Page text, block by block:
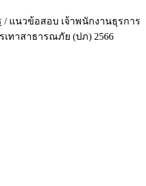
/ แนวข้อสอบ เจ้าพนักงานธุรการ
ทาสาธารณภัย (ปภ) 2566